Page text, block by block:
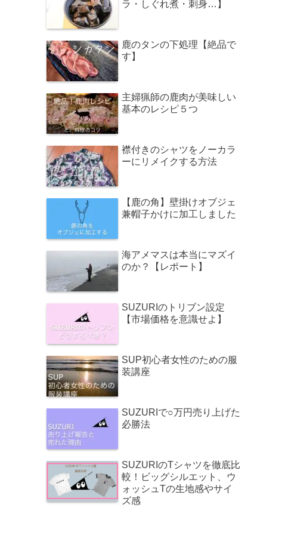
ラ・しぐれ煮・刺身…】
鹿のタンの下処理【絶品で
す】
主婦猟師の鹿肉が美味しい
基本のレシピ５つ
襟付きのシャツをノーカラ
ーにリメイクする方法
【鹿の角】壁掛けオブジェ
兼帽子かけに加工しました
海アメマスは本当にマズイ
のか？【レポート】
SUZURIのトリブン設定
【市場価格を意識せよ】
SUP初心者女性のための服
装講座
SUZURIで○万円売り上げた
必勝法
SUZURIのTシャツを徹底比
較！ビッグシルエット、ウ
ォッシュTの生地感やサイ
ズ感